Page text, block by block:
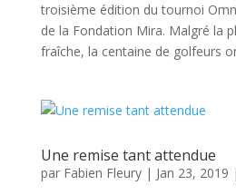
troisième édition du tournoi
de la Fondation Mira. Malgré la
fraîche, la centaine de golfeurs
Une remise tant attendue
par Fabien Fleury| Jan 23, 2019 |